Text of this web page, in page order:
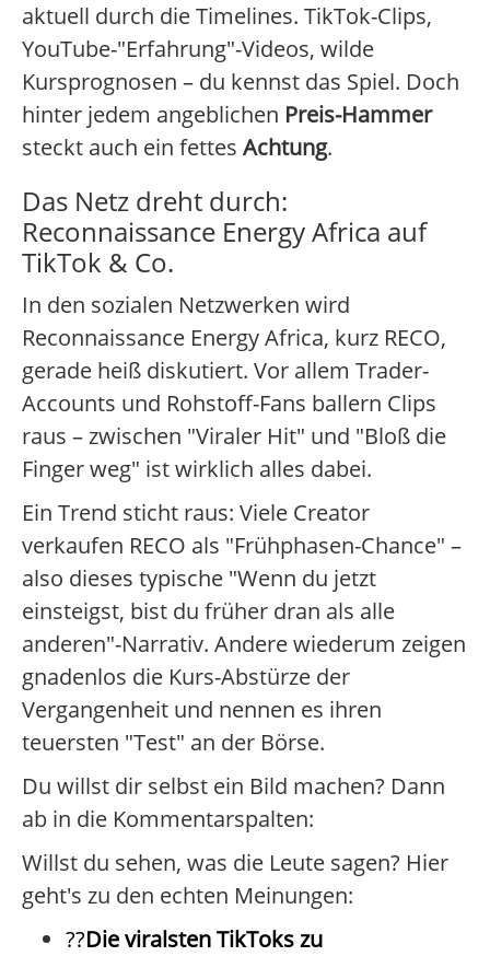
aktuell durch die Timelines. TikTok-Clips,
YouTube-"Erfahrung"-Videos, wilde
Kursprognosen – du kennst das Spiel. Doch
hinter jedem angeblichen Preis-Hammer
steckt auch ein fettes Achtung.
Das Netz dreht durch:
Reconnaissance Energy Africa auf
TikTok & Co.
In den sozialen Netzwerken wird
Reconnaissance Energy Africa, kurz RECO,
gerade heiß diskutiert. Vor allem Trader-
Accounts und Rohstoff-Fans ballern Clips
raus – zwischen "Viraler Hit" und "Bloß die
Finger weg" ist wirklich alles dabei.
Ein Trend sticht raus: Viele Creator
verkaufen RECO als "Frühphasen-Chance" –
also dieses typische "Wenn du jetzt
einsteigst, bist du früher dran als alle
anderen"-Narrativ. Andere wiederum zeigen
gnadenlos die Kurs-Abstürze der
Vergangenheit und nennen es ihren
teuersten "Test" an der Börse.
Du willst dir selbst ein Bild machen? Dann
ab in die Kommentarspalten:
Willst du sehen, was die Leute sagen? Hier
geht's zu den echten Meinungen:
??Die viralsten TikToks zu